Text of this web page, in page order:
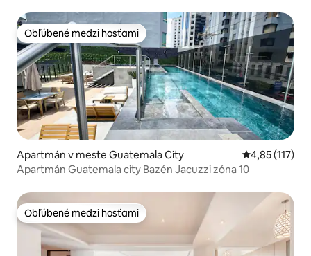
Obľúbené medzi hosťami
Obľúbené medzi hosťami
Apartmán v meste Guatemala City Priemerné
4,85 (117)
Apartmán Guatemala city Bazén Jacuzzi zóna 10
Obľúbené medzi hosťami
Obľúbené medzi hosťami